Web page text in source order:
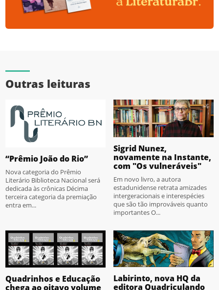
Outras leituras
“Prêmio João do Rio”
Nova categoria do Prêmio
Literário Biblioteca Nacional será
dedicada às crônicas Décima
terceira categoria da premiação
entra em...
Sigrid Nunez,
novamente na Instante,
com "Os vulneráveis"
Em novo livro, a autora
estadunidense retrata amizades
intergeracionais e interespécies
que são tão improváveis quanto
importantes O...
Quadrinhos e Educação
chega ao oitavo volume
Labirinto, nova HQ da
editora Quadriculando